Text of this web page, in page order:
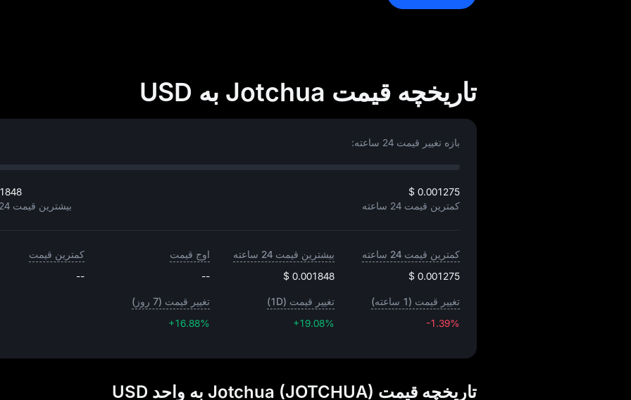
تاریخچه قیمت Jotchua به USD
بازه تغییر قیمت 24 ساعته:
$ 0.001275
کمترین قیمت 24 ساعته
بیشترین قیمت 24 ساعته
کمترین قیمت 24 ساعته
$ 0.001275
بیشترین قیمت 24 ساعته
$ 0.001848
اوج قیمت
--
کمترین قیمت
--
تغییر قیمت (1 ساعته)
-1.39%
تغییر قیمت (1D)
+19.08%
تغییر قیمت (7 روز)
+16.88%
تاریخچه قیمت Jotchua (JOTCHUA) به واحد USD